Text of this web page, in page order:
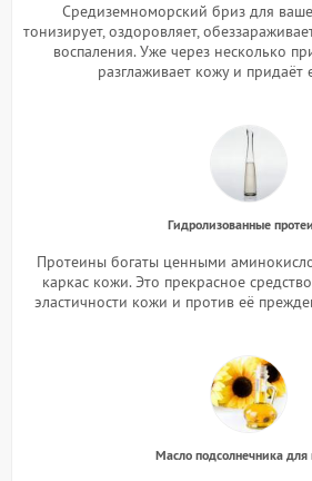
Средиземноморский бриз для
тонизирует, оздоровляет,
воспаления. Уже через несколько
разглаживает кожу и придаёт
Гидролизованные
Протеины богаты ценными
каркас кожи. Это прекрасное
эластичности кожи и против её
Масло подсолнечника для